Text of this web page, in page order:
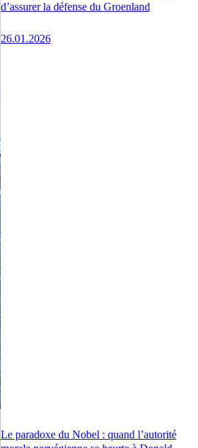
d’assurer la défense du Groenland
26.01.2026
Le paradoxe du Nobel : quand l’autorité